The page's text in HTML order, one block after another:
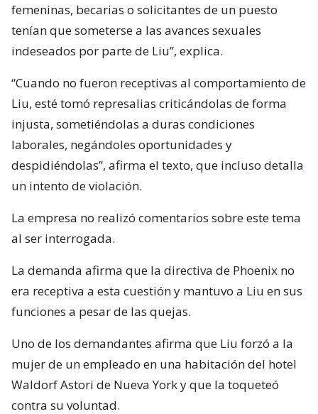
femeninas, becarias o solicitantes de un puesto
tenían que someterse a las avances sexuales
indeseados por parte de Liu”, explica.
“Cuando no fueron receptivas al comportamiento de
Liu, esté tomó represalias criticándolas de forma
injusta, sometiéndolas a duras condiciones
laborales, negándoles oportunidades y
despidiéndolas”, afirma el texto, que incluso detalla
un intento de violación.
La empresa no realizó comentarios sobre este tema
al ser interrogada.
La demanda afirma que la directiva de Phoenix no
era receptiva a esta cuestión y mantuvo a Liu en sus
funciones a pesar de las quejas.
Uno de los demandantes afirma que Liu forzó a la
mujer de un empleado en una habitación del hotel
Waldorf Astori de Nueva York y que la toqueteó
contra su voluntad.